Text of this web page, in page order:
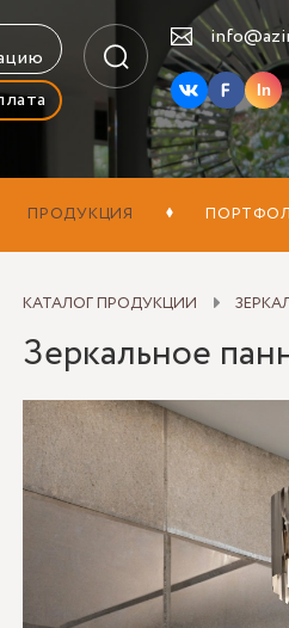
In
ПРОДУКЦИЯ
КАТАЛОГ ПРОДУКЦИИ
Зеркальное